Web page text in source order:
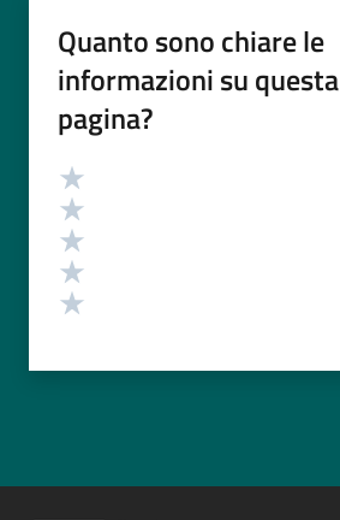
Quanto sono chiare le
informazioni su questa
pagina?
Valutazione